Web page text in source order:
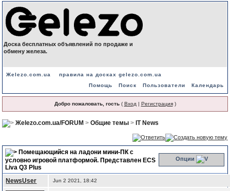
Доска бесплатных объявлений по продаже и
обмену железа.
Жelezo.com.ua
правила на досках gelezo.com.ua
Помощь
Поиск Пользователи Календарь
Добро пожаловать, гость( Вход | Регистрация)
Жelezo.com.ua/FORUM >Общие темы > IT News
Помещающийся на ладони мини-ПК с
условно игровой платформой. Представлен ECS
Liva Q3 Plus
Опции
NewsUser Jun 2 2021, 18:42